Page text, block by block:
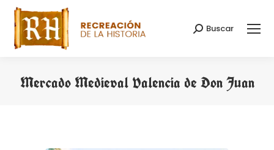
Buscar:
Buscar
Mercado Medieval Valencia de Don Juan